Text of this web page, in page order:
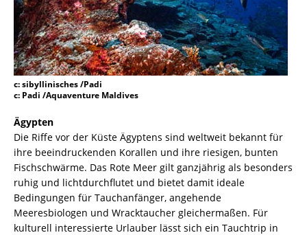
c: sibyllinisches /Padi
c: Padi /Aquaventure Maldives
Ägypten
Die Riffe vor der Küste Ägyptens sind weltweit bekannt für
ihre beeindruckenden Korallen und ihre riesigen, bunten
Fischschwärme. Das Rote Meer gilt ganzjährig als besonders
ruhig und lichtdurchflutet und bietet damit ideale
Bedingungen für Tauchanfänger, angehende
Meeresbiologen und Wracktaucher gleichermaßen. Für
kulturell interessierte Urlauber lässt sich ein Tauchtrip in